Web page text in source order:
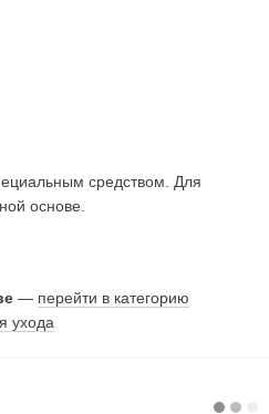
средством. Для
основе.
— перейти в категорию
ухода